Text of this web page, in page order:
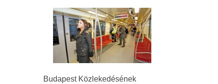
Budapest Közlekedésének